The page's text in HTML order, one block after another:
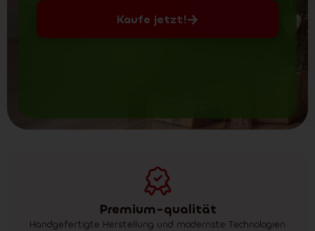
Kaufe jetzt!
Premium-qualität
Handgefertigte Herstellung und modernste Technologien